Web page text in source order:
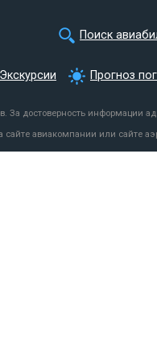
Поиск
Экскурсии Прогноз
За достоверность информации
авиакомпании или сайте